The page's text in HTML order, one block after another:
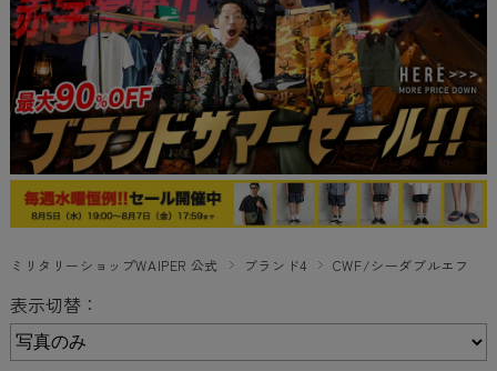
ミリタリーショップWAIPER 公式 ブランド4 CWF/シーダブルエフ
表示切替：